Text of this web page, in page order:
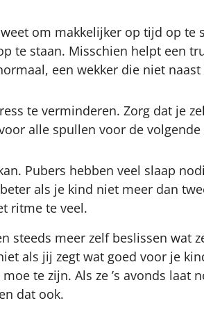
om makkelijker op tijd op te
te staan. Misschien helpt een
een wekker die niet
te verminderen. Zorg dat je
alle spullen voor de volgende
Pubers hebben veel slaap
als je kind niet meer dan
ritme te veel.
steeds meer zelf beslissen wat
als jij zegt wat goed voor je
te zijn. Als ze ’s avonds laat
dat ook.